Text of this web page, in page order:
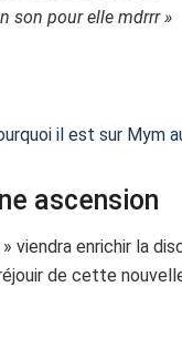
son pour elle mdrrr »
il est sur Mym
ascension
» viendra enrichir la
de cette